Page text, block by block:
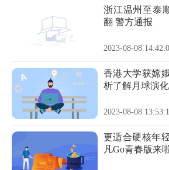
浙江温州至泰
翻 警方通报
2023-08-08
香港大学获嫦
析了解月球演
2023-08-08
更适合硬核年轻人
凡Go青春版来